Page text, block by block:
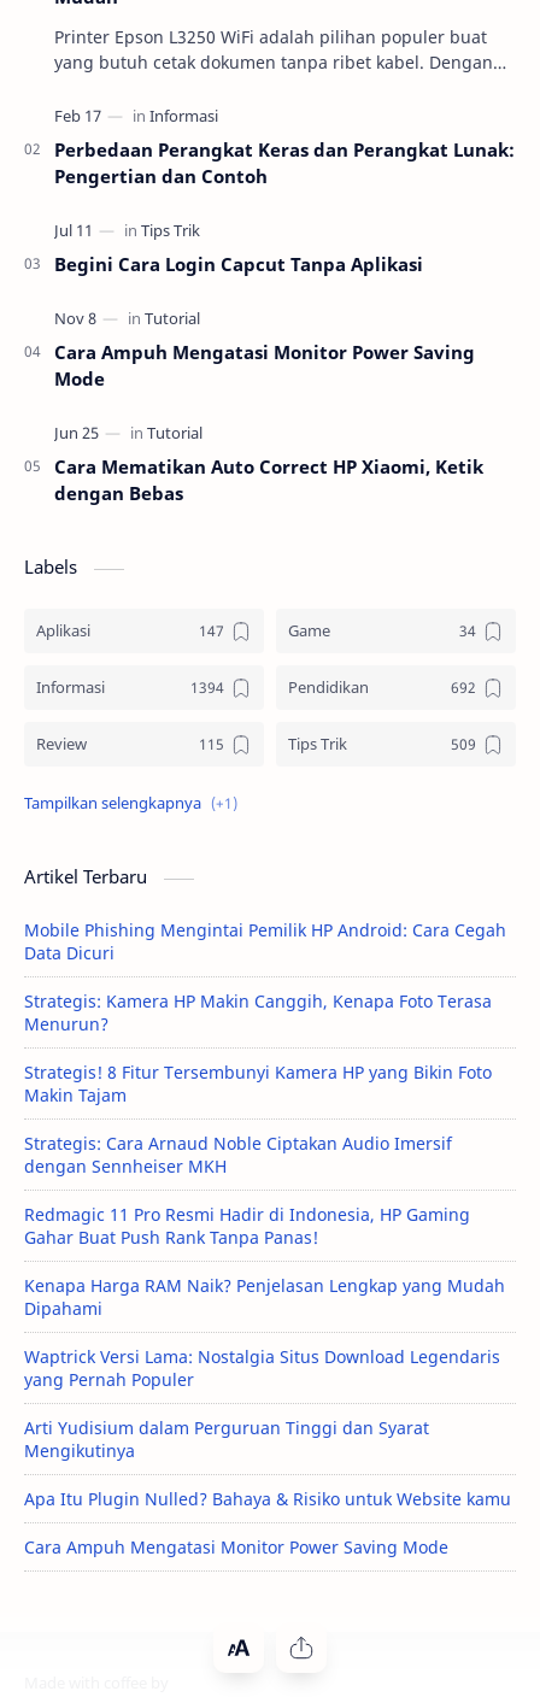
Printer Epson L3250 WiFi adalah pilihan populer buat
yang butuh cetak dokumen tanpa ribet kabel. Dengan
Perbedaan Perangkat Keras dan Perangkat Lunak:
Pengertian dan Contoh
Begini Cara Login Capcut Tanpa Aplikasi
Cara Ampuh Mengatasi Monitor Power Saving
Mode
Cara Mematikan Auto Correct HP Xiaomi, Ketik
dengan Bebas
Labels
Aplikasi Game
Informasi Pendidikan
Review Tips Trik
Tutorial
Artikel Terbaru
Mobile Phishing Mengintai Pemilik HP Android: Cara Cegah
Data Dicuri
Strategis: Kamera HP Makin Canggih, Kenapa Foto Terasa
Menurun?
Strategis! 8 Fitur Tersembunyi Kamera HP yang Bikin Foto
Makin Tajam
Strategis: Cara Arnaud Noble Ciptakan Audio Imersif
dengan Sennheiser MKH
Redmagic 11 Pro Resmi Hadir di Indonesia, HP Gaming
Gahar Buat Push Rank Tanpa Panas!
Kenapa Harga RAM Naik? Penjelasan Lengkap yang Mudah
Dipahami
Waptrick Versi Lama: Nostalgia Situs Download Legendaris
yang Pernah Populer
Arti Yudisium dalam Perguruan Tinggi dan Syarat
Mengikutinya
Apa Itu Plugin Nulled? Bahaya & Risiko untuk Website kamu
Cara Ampuh Mengatasi Monitor Power Saving Mode